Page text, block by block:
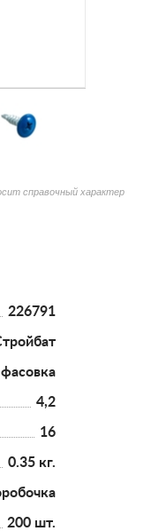
справочный характер
226791
4,2
16
0.35 кг.
200 шт.